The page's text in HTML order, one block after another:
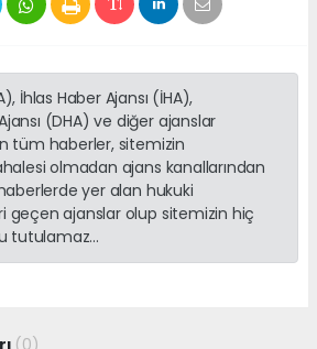
İhlas Haber Ajansı (İHA),
(DHA) ve diğer ajanslar
tüm haberler, sitemizin
olmadan ajans kanallarından
yer alan hukuki
geçen ajanslar olup sitemizin hiç
tutulamaz...
(0)